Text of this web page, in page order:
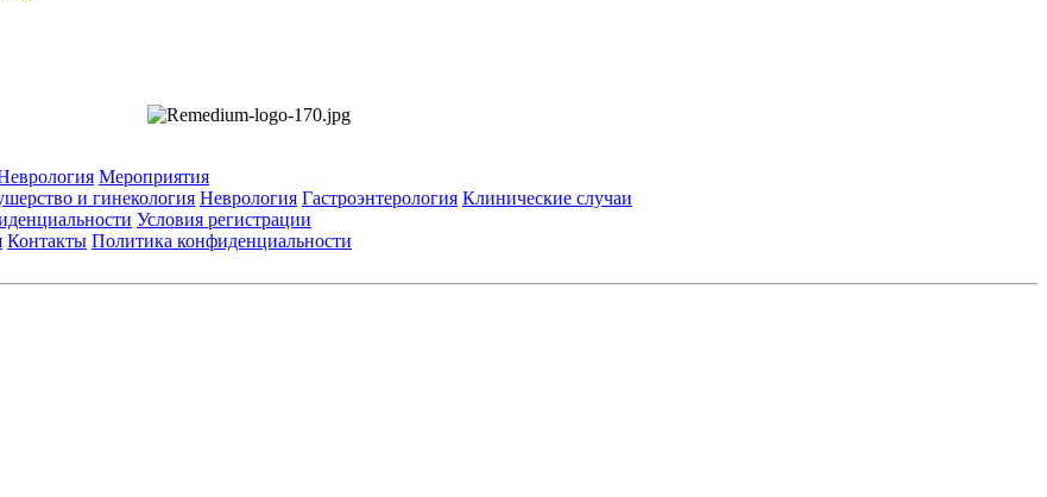
Мероприятия
и гинекология Неврология Гастроэнтерология Клинические случаи
Условия регистрации
Контакты Политика конфиденциальности